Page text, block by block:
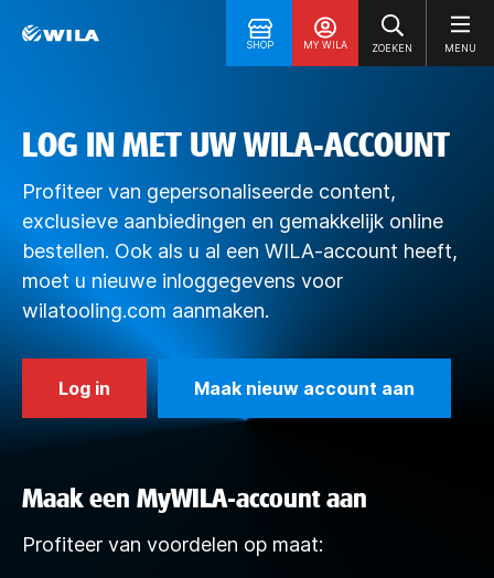
SHOP MY WILA ZOEKEN MENU
LOG IN MET UW WILA-ACCOUNT
Profiteer van gepersonaliseerde content,
exclusieve aanbiedingen en gemakkelijk online
bestellen. Ook als u al een WILA-account heeft,
moet u nieuwe inloggegevens voor
wilatooling.com aanmaken.
Log in Maak nieuw account aan
Maak een MyWILA-account aan
Profiteer van voordelen op maat: